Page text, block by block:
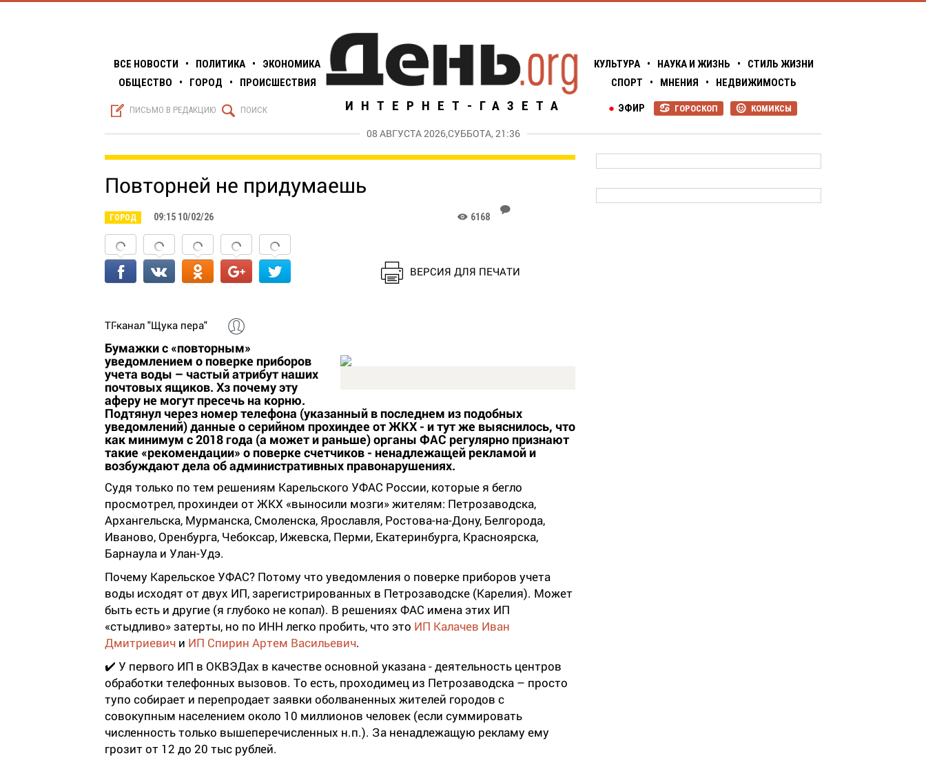
ВСЕ НОВОСТИ • ПОЛИТИКА •
ЭКОНОМИКА
ОБЩЕСТВО
• ГОРОД • ПРОИСШЕСТВИЯ
S ПИСЬМО В РЕДАКЦИЮ Q ПОИСК ИНТЕРНЕТ-ГАЗЕТА
КУЛЬТУРА • НАУКА И ЖИЗНЬ •
СТИЛЬ ЖИЗНИ
СПОРТ
• МНЕНИЯ • НЕДВИЖИМОСТЬ
P КОМИКСЫ
R ГОРОСКОП
● ЭФИР
08 АВГУСТА 2026,СУББОТА, 21:36
Повторней не придумаешь
ГОРОД 09:15 10/02/26 K 6168
J
ВЕРСИЯ ДЛЯ ПЕЧАТИ
ТГ-канал "Щука пера"
Бумажки с «повторным»
уведомлением о поверке приборов
учета воды – частый атрибут наших
почтовых ящиков. Хз почему эту
аферу не могут пресечь на корню.
Подтянул через номер телефона (указанный в последнем из подобных
уведомлений) данные о серийном прохиндее от ЖКХ - и тут же выяснилось, что
как минимум с 2018 года (а может и раньше) органы ФАС регулярно признают
такие «рекомендации» о поверке счетчиков - ненадлежащей рекламой и
возбуждают дела об административных правонарушениях.
Судя только по тем решениям Карельского УФАС России, которые я бегло
просмотрел, прохиндеи от ЖКХ «выносили мозги» жителям: Петрозаводска,
Архангельска, Мурманска, Смоленска, Ярославля, Ростова-на-Дону, Белгорода,
Иваново, Оренбурга, Чебоксар, Ижевска, Перми, Екатеринбурга, Красноярска,
Барнаула и Улан-Удэ.
Почему Карельское УФАС? Потому что уведомления о поверке приборов учета
воды исходят от двух ИП, зарегистрированных в Петрозаводске (Карелия). Может
быть есть и другие (я глубоко не копал). В решениях ФАС имена этих ИП
«стыдливо» затерты, но по ИНН легко пробить, что это ИП Калачев Иван
Дмитриевич и ИП Спирин Артем Васильевич.
✔️ У первого ИП в ОКВЭДах в качестве основной указана - деятельность центров
обработки телефонных вызовов. То есть, проходимец из Петрозаводска – просто
тупо собирает и перепродает заявки оболваненных жителей городов с
совокупным населением около 10 миллионов человек (если суммировать
численность только вышеперечисленных н.п.). За ненадлежащую рекламу ему
грозит от 12 до 20 тыс рублей.